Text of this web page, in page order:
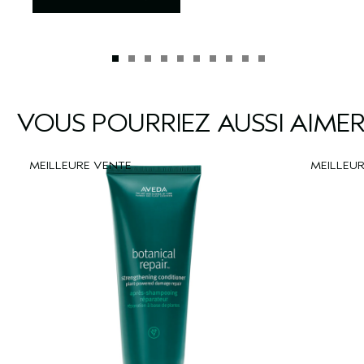
VOUS POURRIEZ AUSSI AIMER
MEILLEURE VENTE